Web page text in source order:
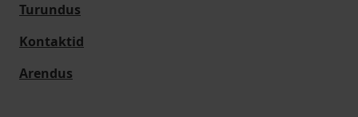
Turundus
Kontaktid
Arendus